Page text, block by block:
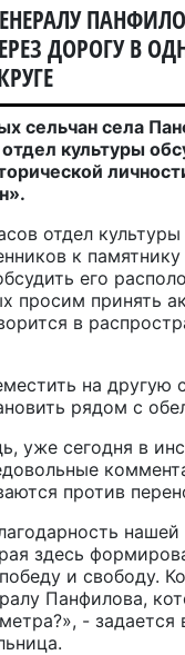
ДОРОГУ В
сельчан села
культуры
отдел
к
его
просим принять
в
на другую
рядом с
уже сегодня в
против
здесь
и свободу.
Панфилова,
- задается